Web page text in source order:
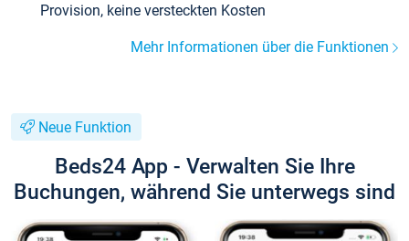
Provision, keine versteckten Kosten
Mehr Informationen über die Funktionen
Neue Funktion
Beds24 App - Verwalten Sie Ihre
Buchungen, während Sie unterwegs sind